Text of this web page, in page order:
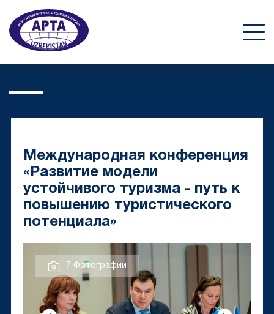
Международная конференция
«Развитие модели
устойчивого туризма - путь к
повышению туристического
потенциала»
7 Фотографии